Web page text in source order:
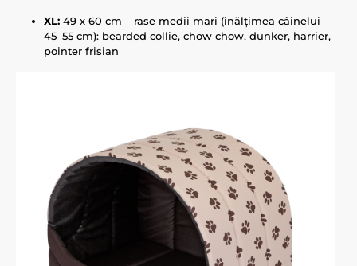
XL: 49 x 60 cm – rase medii mari (înălțimea câinelui
45–55 cm): bearded collie, chow chow, dunker, harrier,
pointer frisian